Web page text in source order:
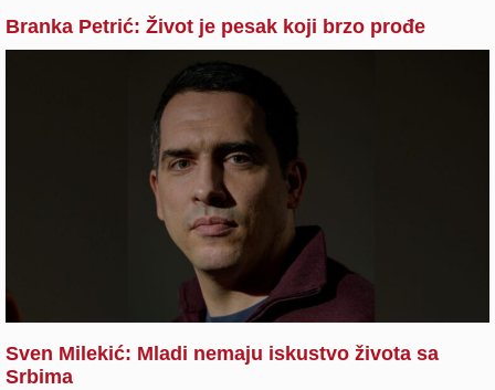
Branka Petrić: Život je pesak koji brzo prođe
Sven Milekić: Mladi nemaju iskustvo života sa
Srbima